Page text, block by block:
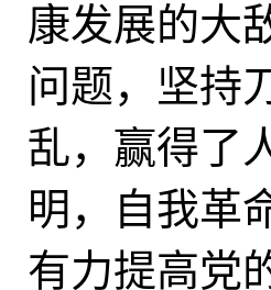
康发展的大
问题，坚持
乱，赢得了
明，自我革
有力提高党